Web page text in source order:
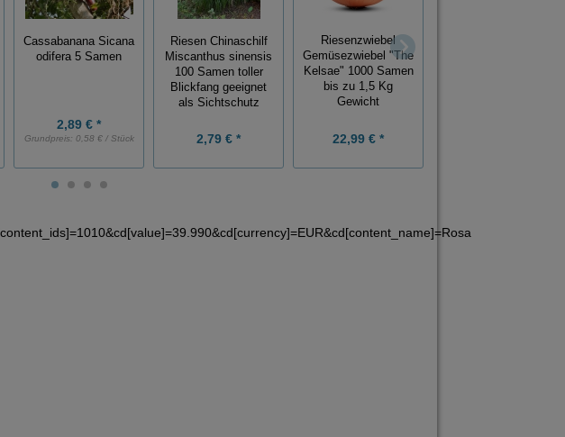
Cassabanana Sicana
odifera 5 Samen
2,89 € *
Grundpreis: 0,58 € / Stück
Riesen Chinaschilf
Miscanthus sinensis
100 Samen toller
Blickfang geeignet
als Sichtschutz
2,79 € *
Riesenzwiebel
Gemüsezwiebel "The
Kelsae" 1000 Samen
bis zu 1,5 Kg
Gewicht
22,99 € *